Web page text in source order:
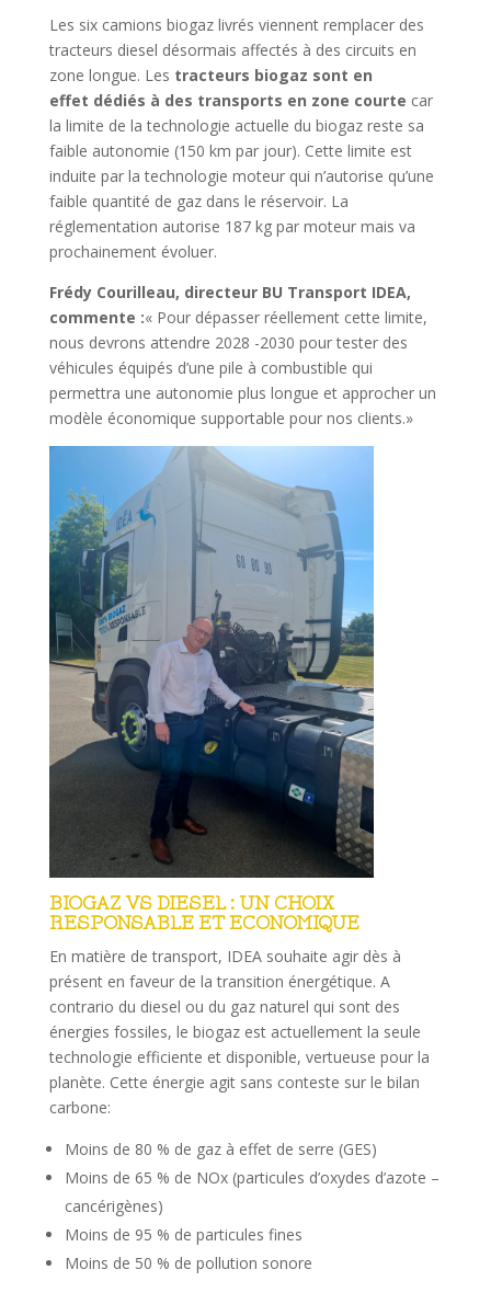
Les six camions biogaz livrés viennent remplacer des
tracteurs diesel désormais affectés à des circuits en
zone longue. Les tracteurs biogaz sont en
effet dédiés à des transports en zone courte car
la limite de la technologie actuelle du biogaz reste sa
faible autonomie (150 km par jour). Cette limite est
induite par la technologie moteur qui n’autorise qu’une
faible quantité de gaz dans le réservoir. La
réglementation autorise 187 kg par moteur mais va
prochainement évoluer.
Frédy Courilleau, directeur BU Transport IDEA,
commente :« Pour dépasser réellement cette limite,
nous devrons attendre 2028 -2030 pour tester des
véhicules équipés d’une pile à combustible qui
permettra une autonomie plus longue et approcher un
modèle économique supportable pour nos clients.»
BIOGAZ VS DIESEL : UN CHOIX
RESPONSABLE ET ECONOMIQUE
En matière de transport, IDEA souhaite agir dès à
présent en faveur de la transition énergétique. A
contrario du diesel ou du gaz naturel qui sont des
énergies fossiles, le biogaz est actuellement la seule
technologie efficiente et disponible, vertueuse pour la
planète. Cette énergie agit sans conteste sur le bilan
carbone:
Moins de 80 % de gaz à effet de serre (GES)
Moins de 65 % de NOx (particules d’oxydes d’azote –
cancérigènes)
Moins de 95 % de particules fines
Moins de 50 % de pollution sonore